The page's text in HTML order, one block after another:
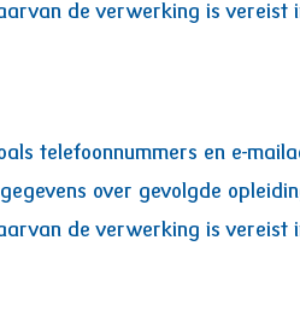
de verwerking is
telefoonnummers en e-
over gevolgde
de verwerking is